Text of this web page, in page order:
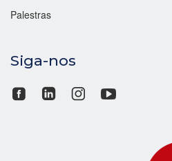
Palestras
Siga-nos